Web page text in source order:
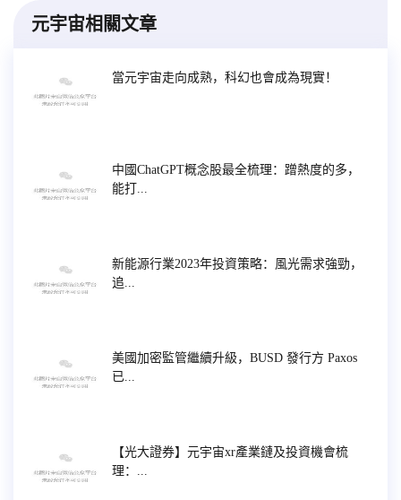
元宇宙相關文章
當元宇宙走向成熟，科幻也會成為現實！
中國ChatGPT概念股最全梳理：蹭熱度的多，
能打...
新能源行業2023年投資策略：風光需求強勁，
追...
美國加密監管繼續升級，BUSD 發行方 Paxos
已...
【光大證券】元宇宙xr產業鏈及投資機會梳
理：...